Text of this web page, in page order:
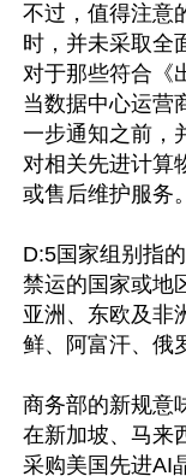
不过，值得注意
时，并未采取全
对于那些符合《
当数据中心运营
一步通知之前，
对相关先进计算
或售后维护服务。
D:5国家组别指
禁运的国家或地
亚洲、东欧及非
鲜、阿富汗、俄
商务部的新规意
在新加坡、马来
采购美国先进AI